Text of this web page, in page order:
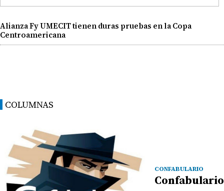
Alianza Fy UMECIT tienen duras pruebas en la Copa
Centroamericana
COLUMNAS
CONFABULARIO
Confabulario